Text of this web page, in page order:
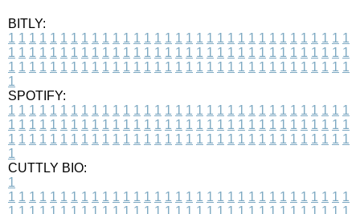
BITLY:
1 1 1 1 1 1 1 1 1 1 1 1 1 1 1 1 1 1 1 1 1 1 1 1 1 1 1 1 1 1 1 1 1
1 1 1 1 1 1 1 1 1 1 1 1 1 1 1 1 1 1 1 1 1 1 1 1 1 1 1 1 1 1 1 1 1
1 1 1 1 1 1 1 1 1 1 1 1 1 1 1 1 1 1 1 1 1 1 1 1 1 1 1 1 1 1 1 1 1
1
SPOTIFY:
1 1 1 1 1 1 1 1 1 1 1 1 1 1 1 1 1 1 1 1 1 1 1 1 1 1 1 1 1 1 1 1 1
1 1 1 1 1 1 1 1 1 1 1 1 1 1 1 1 1 1 1 1 1 1 1 1 1 1 1 1 1 1 1 1 1
1 1 1 1 1 1 1 1 1 1 1 1 1 1 1 1 1 1 1 1 1 1 1 1 1 1 1 1 1 1 1 1 1
1
CUTTLY BIO:
1
1 1 1 1 1 1 1 1 1 1 1 1 1 1 1 1 1 1 1 1 1 1 1 1 1 1 1 1 1 1 1 1 1